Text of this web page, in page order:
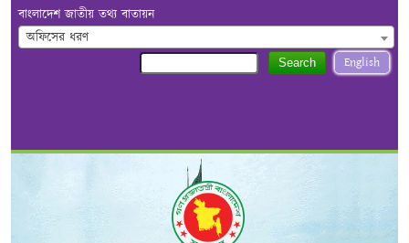
বাংলাদেশ জাতীয় তথ্য বাতায়ন
অফিসের ধরণ
English
Search